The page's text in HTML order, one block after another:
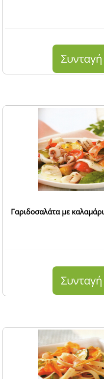
Συνταγή
Γαριδοσαλάτα με
Συνταγή